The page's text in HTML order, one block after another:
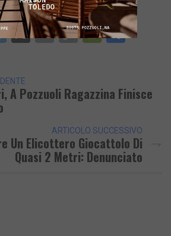
Telegram
X Email
Copy
A Pozzuoli Ragazzina Finisce
ARTICOLO SUCCESSIVO
Un Elicottero Giocattolo Di
Quasi 2 Metri: Denunciato